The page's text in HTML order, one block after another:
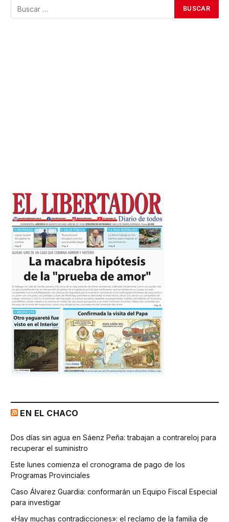
EN EL CHACO
Dos días sin agua en Sáenz Peña: trabajan a contrareloj para
recuperar el suministro
Este lunes comienza el cronograma de pago de los
Programas Provinciales
Caso Álvarez Guardia: conformarán un Equipo Fiscal Especial
para investigar
«Hay muchas contradicciones»: el reclamo de la familia de